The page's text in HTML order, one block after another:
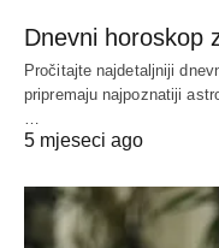
Dnevni horoskop
Pročitajte najdetaljniji
pripremaju najpoznatiji
…
5 mjeseci ago